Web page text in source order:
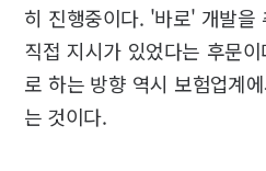
히 진행중이다. '바로' 개발을
직접 지시가 있었다는 후문
로 하는 방향 역시 보험업계
는 것이다.